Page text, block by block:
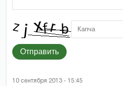
Отправить
10 сентября 2013 - 15:45